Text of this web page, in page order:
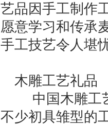
艺品因手工制作
愿意学习和传承
手工技艺令人堪
木雕工艺礼品
中国木雕工艺
不少初具雏型的